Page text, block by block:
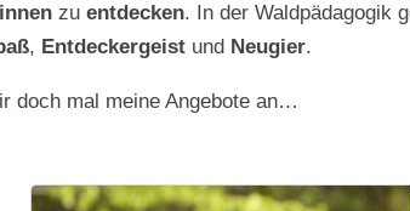
zuentdecken. In der Waldpädagogik
, Entdeckergeist und Neugier.
doch mal meine Angebote an…